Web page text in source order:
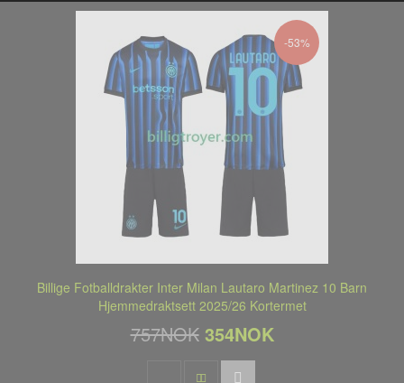
-53%
Billige Fotballdrakter Inter Milan Lautaro Martinez 10 Barn
Hjemmedraktsett 2025/26 Kortermet
757NOK 354NOK